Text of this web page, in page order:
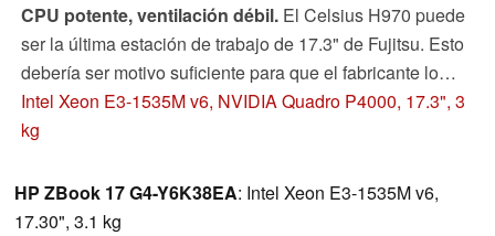
CPU potente, ventilación débil.El Celsius H970 puede
ser la última estación de trabajo de 17.3" de Fujitsu. Esto
debería ser motivo suficiente para que el fabricante lo
diera todo. Pero por desgracia, falla en dos cosas.
Descubre en nuestro análisis en qué falla.
Intel Xeon E3-1535M v6, NVIDIA Quadro P4000, 17.3", 3
kg
HP ZBook 17 G4-Y6K38EA: Intel Xeon E3-1535M v6,
17.30", 3.1 kg